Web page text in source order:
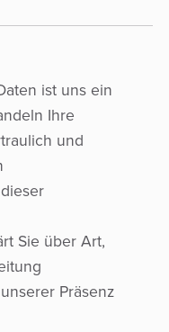
ist uns ein
Ihre
und
Sie über Art,
Präsenz